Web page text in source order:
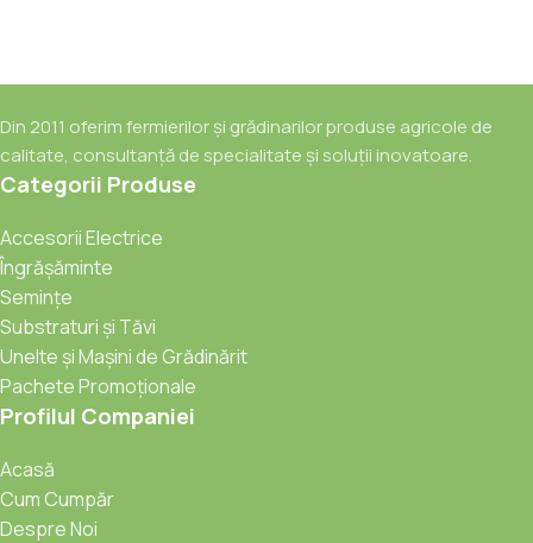
Din 2011 oferim fermierilor și grădinarilor produse agricole de
calitate, consultanță de specialitate și soluții inovatoare.
Categorii Produse
Accesorii Electrice
Îngrășăminte
Semințe
Substraturi și Tăvi
Unelte și Mașini de Grădinărit
Pachete Promoționale
Profilul Companiei
Acasă
Cum Cumpăr
Despre Noi